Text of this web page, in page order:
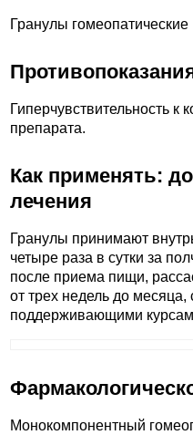
Гранулы гомеопатические
Гиперчувствительность к
препарата.
Как применять:
лечения
Гранулы принимают
четыре раза в сутки за
после приема пищи,
от трех недель до
поддерживающими
Монокомпонентный